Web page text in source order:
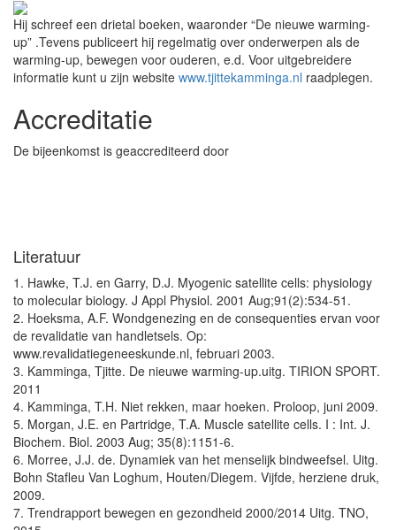
Hij schreef een drietal boeken, waaronder “De nieuwe warming-
up” .Tevens publiceert hij regelmatig over onderwerpen als de
warming-up, bewegen voor ouderen, e.d. Voor uitgebreidere
informatie kunt u zijn website www.tjittekamminga.nl raadplegen.
Accreditatie
De bijeenkomst is geaccrediteerd door
Literatuur
1. Hawke, T.J. en Garry, D.J. Myogenic satellite cells: physiology
to molecular biology. J Appl Physiol. 2001 Aug;91(2):534-51.
2. Hoeksma, A.F. Wondgenezing en de consequenties ervan voor
de revalidatie van handletsels. Op:
www.revalidatiegeneeskunde.nl, februari 2003.
3. Kamminga, Tjitte. De nieuwe warming-up.uitg. TIRION SPORT.
2011
4. Kamminga, T.H. Niet rekken, maar hoeken. Proloop, juni 2009.
5. Morgan, J.E. en Partridge, T.A. Muscle satellite cells. I : Int. J.
Biochem. Biol. 2003 Aug; 35(8):1151-6.
6. Morree, J.J. de. Dynamiek van het menselijk bindweefsel. Uitg.
Bohn Stafleu Van Loghum, Houten/Diegem. Vijfde, herziene druk,
2009.
7. Trendrapport bewegen en gezondheid 2000/2014 Uitg. TNO,